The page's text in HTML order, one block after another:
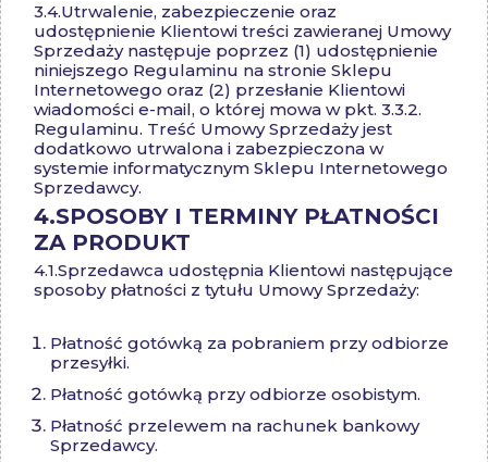
3.4.Utrwalenie, zabezpieczenie oraz
udostępnienie Klientowi treści zawieranej Umowy
Sprzedaży następuje poprzez (1) udostępnienie
niniejszego Regulaminu na stronie Sklepu
Internetowego oraz (2) przesłanie Klientowi
wiadomości e-mail, o której mowa w pkt. 3.3.2.
Regulaminu. Treść Umowy Sprzedaży jest
dodatkowo utrwalona i zabezpieczona w
systemie informatycznym Sklepu Internetowego
Sprzedawcy.
4.SPOSOBY I TERMINY PŁATNOŚCI
ZA PRODUKT
4.1.Sprzedawca udostępnia Klientowi następujące
sposoby płatności z tytułu Umowy Sprzedaży:
Płatność gotówką za pobraniem przy odbiorze
przesyłki.
Płatność gotówką przy odbiorze osobistym.
Płatność przelewem na rachunek bankowy
Sprzedawcy.